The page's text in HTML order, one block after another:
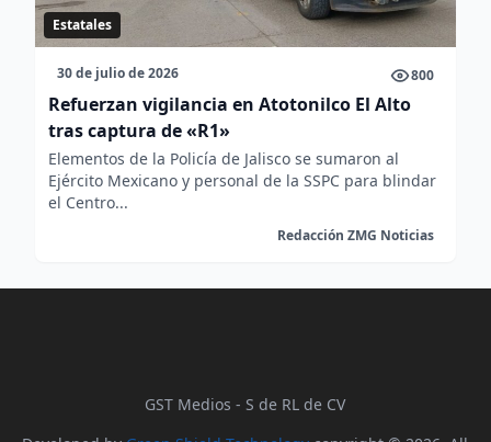
Estatales
30 de julio de 2026 800
Refuerzan vigilancia en Atotonilco El Alto
tras captura de «R1»
Elementos de la Policía de Jalisco se sumaron al
Ejército Mexicano y personal de la SSPC para blindar
el Centro...
Redacción ZMG Noticias
GST Medios - S de RL de CV